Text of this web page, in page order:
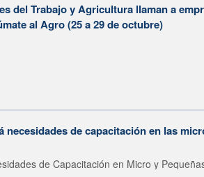
del Trabajo y Agricultura llaman a
al Agro (25 a 29 de octubre)
necesidades de capacitación en las
de Capacitación en Micro y